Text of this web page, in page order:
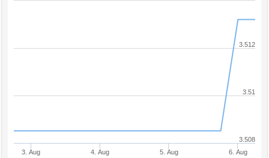
3. Aug 4. Aug 5. Aug 6. Aug
3.508
3.51
3.512